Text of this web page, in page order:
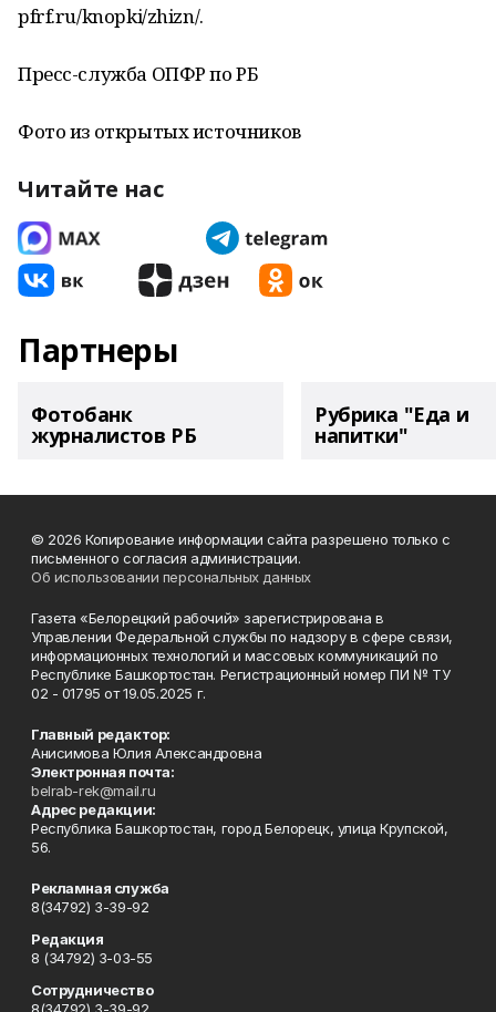
pfrf.ru/knopki/zhizn/.
Пресс-служба ОПФР по РБ
Фото из открытых источников
Читайте нас
Партнеры
Фотобанк
журналистов РБ
Рубрика "Еда и
напитки"
© 2026 Копирование информации сайта разрешено только с
письменного согласия администрации.
Об использовании персональных данных
Газета «Белорецкий рабочий» зарегистрирована в
Управлении Федеральной службы по надзору в сфере связи,
информационных технологий и массовых коммуникаций по
Республике Башкортостан. Регистрационный номер ПИ № ТУ
02 - 01795 от 19.05.2025 г.
Главный редактор:
Анисимова Юлия Александровна
Электронная почта:
belrab-rek@mail.ru
Адрес редакции:
Республика Башкортостан, город Белорецк, улица Крупской,
56.
Рекламная служба
8(34792) 3-39-92
Редакция
8 (34792) 3-03-55
Сотрудничество